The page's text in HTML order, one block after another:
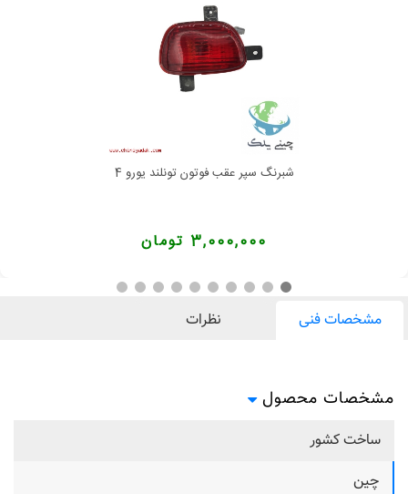
شبرنگ سپر عقب فوتون تونلند یورو 4
3,000,000 تومان
مشخصات فنی نظرات
مشخصات محصول
ساخت کشور
چین